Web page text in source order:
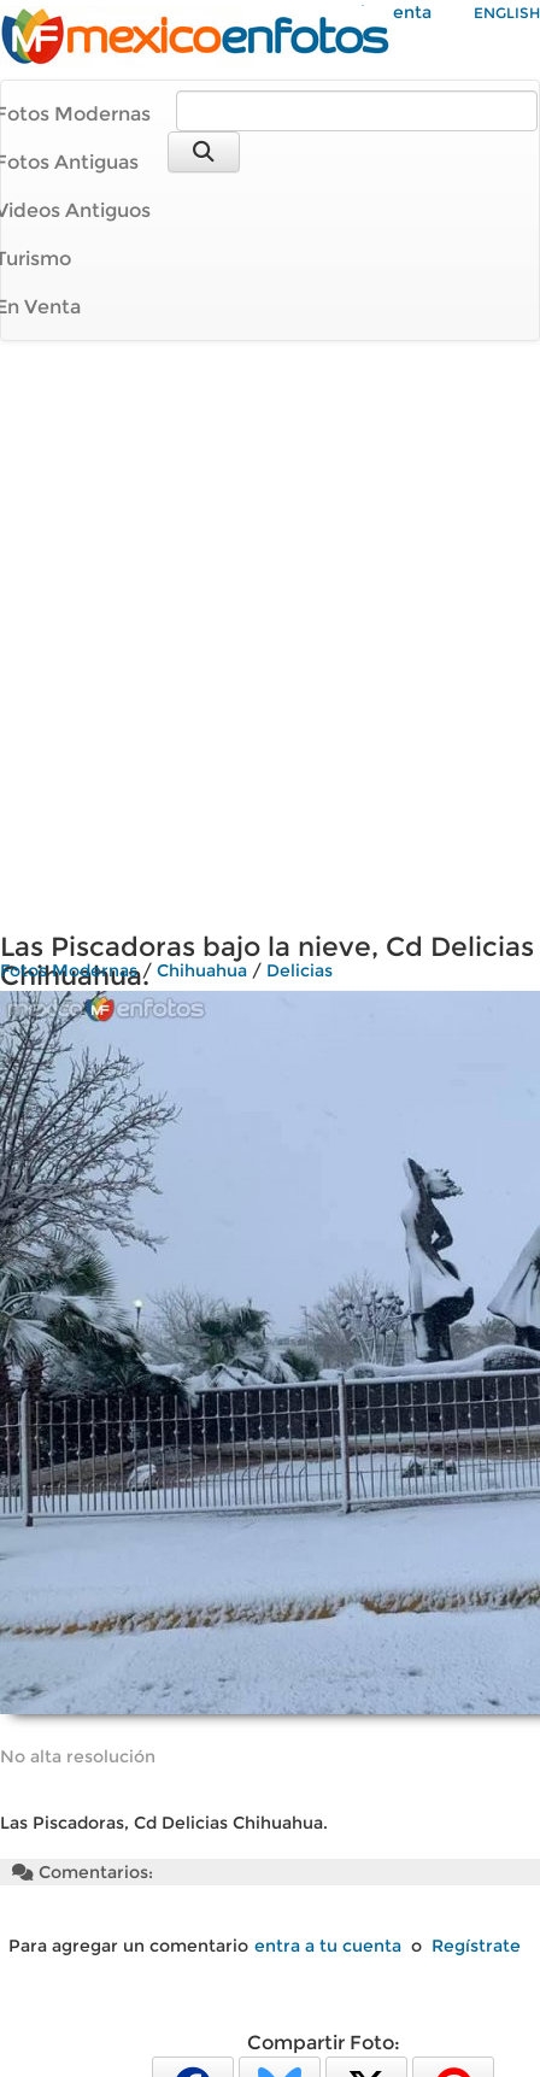
Mi Cuenta ENGLISH
Modernas
Antiguas
Antiguos
Venta
Las Piscadoras bajo la nieve, Cd Delicias
Chihuahua.
Fotos Modernas/ Chihuahua / Delicias
No alta resolución
Las Piscadoras, Cd Delicias Chihuahua.
Comentarios:
Para agregar un comentario entra a tu cuenta o Regístrate
Compartir Foto: